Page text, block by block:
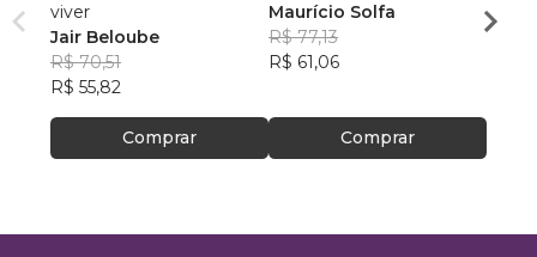
viver
Jair Beloube
R$ 70,51
R$ 55,82
Comprar
Maurício Solfa
R$ 77,13
R$ 61,06
Comprar
R$